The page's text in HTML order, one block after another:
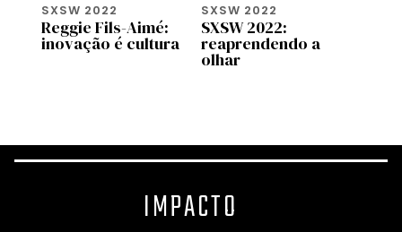
SXSW 2022
Reggie Fils-Aimé:
inovação é cultura
SXSW 2022
SXSW 2022:
reaprendendo a
olhar
IMPACTO